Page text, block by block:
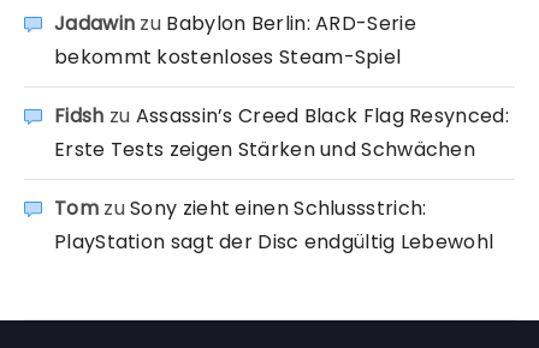
Jadawin zu Babylon Berlin: ARD-Serie
bekommt kostenloses Steam-Spiel
Fidsh zu Assassin’s Creed Black Flag Resynced:
Erste Tests zeigen Stärken und Schwächen
TomzuSony zieht einen Schlussstrich:
PlayStation sagt der Disc endgültig Lebewohl